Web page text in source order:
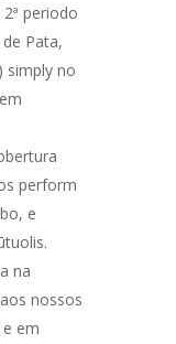
periodo
Pata,
simply no
perform
e
na
nossos
em